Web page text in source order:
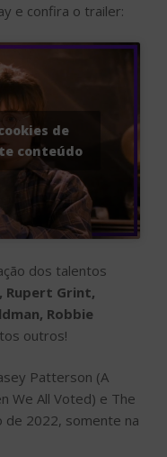
e confira o trailer:
de
conteúdo
dos talentos
Rupert Grint,
Robbie
outros!
Patterson (A
We All Voted) e The
de 2022, somente na